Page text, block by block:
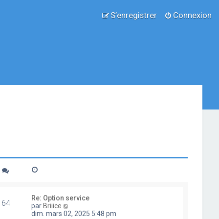
Connexion
S’enregistrer
64
Re: Option service
par Briiice
o
dim. mars 02, 2025 5:48 pm